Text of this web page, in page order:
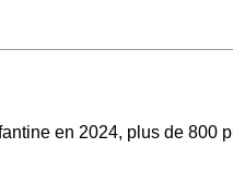
en 2024, plus de 800